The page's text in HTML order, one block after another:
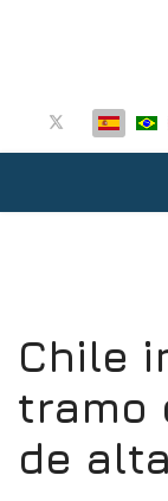
Chile
tramo
de